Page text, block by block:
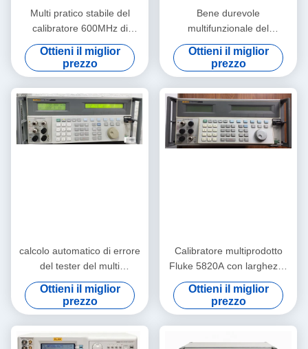
Multi pratico stabile del
calibratore 600MHz di
funzione della passera
5502A
Ottieni il miglior
prezzo
Bene durevole
multifunzionale del
calibratore della passera
5700A di Multiscene 600
megahertz
Ottieni il miglior
prezzo
calcolo automatico di errore
del tester del multi
calibratore di funzione
dell'oscilloscopio della
passera 5800A
Ottieni il miglior
prezzo
Calibratore multiprodotto
Fluke 5820A con larghezza
di banda di 600 MHz e 2,1
GHz Calibratore
oscilloscopio a cinque canali
Ottieni il miglior
prezzo